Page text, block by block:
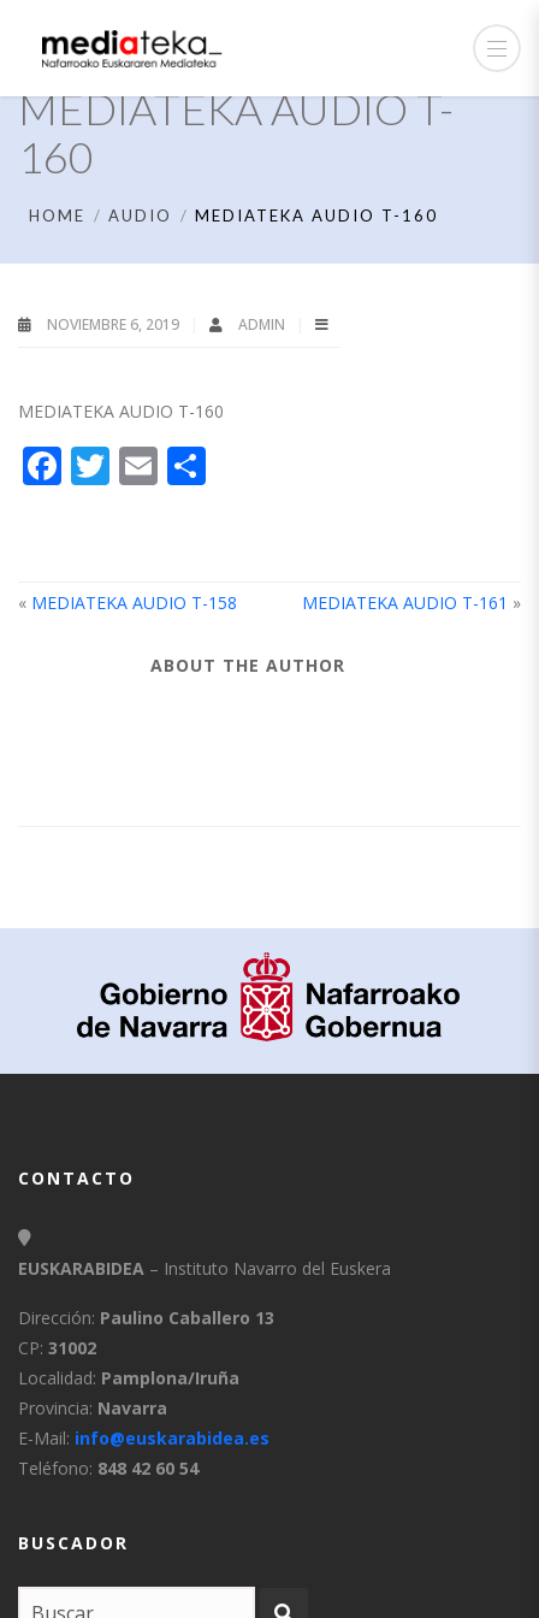
MEDIATEKA AUDIO T-
160
HOME AUDIO MEDIATEKA AUDIO T-160
NOVIEMBRE 6, 2019 ADMIN
MEDIATEKA AUDIO T-160
Facebook
Twitter
Email
« MEDIATEKA AUDIO T-158 MEDIATEKA AUDIO T-161 »
ABOUT THE AUTHOR
CONTACTO
EUSKARABIDEA – Instituto Navarro del Euskera
Dirección: Paulino Caballero 13
CP: 31002
Localidad: Pamplona/Iruña
Provincia: Navarra
E-Mail: info@euskarabidea.es
Teléfono: 848 42 60 54
BUSCADOR